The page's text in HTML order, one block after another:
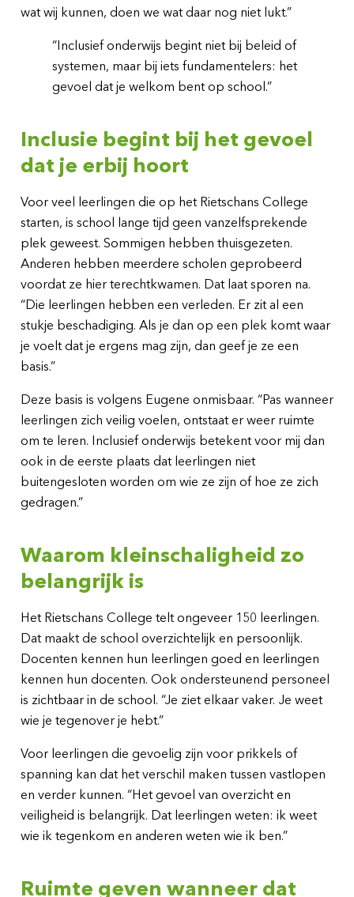
wat wij kunnen, doen we wat daar nog niet lukt.”
“Inclusief onderwijs begint niet bij beleid of
systemen, maar bij iets fundamentelers: het
gevoel dat je welkom bent op school.”
Inclusie begint bij het gevoel
dat je erbij hoort
Voor veel leerlingen die op het Rietschans College
starten, is school lange tijd geen vanzelfsprekende
plek geweest. Sommigen hebben thuisgezeten.
Anderen hebben meerdere scholen geprobeerd
voordat ze hier terechtkwamen. Dat laat sporen na.
“Die leerlingen hebben een verleden. Er zit al een
stukje beschadiging. Als je dan op een plek komt waar
je voelt dat je ergens mag zijn, dan geef je ze een
basis.”
Deze basis is volgens Eugene onmisbaar. “Pas wanneer
leerlingen zich veilig voelen, ontstaat er weer ruimte
om te leren. Inclusief onderwijs betekent voor mij dan
ook in de eerste plaats dat leerlingen niet
buitengesloten worden om wie ze zijn of hoe ze zich
gedragen.”
Waarom kleinschaligheid zo
belangrijk is
Het Rietschans College telt ongeveer 150 leerlingen.
Dat maakt de school overzichtelijk en persoonlijk.
Docenten kennen hun leerlingen goed en leerlingen
kennen hun docenten. Ook ondersteunend personeel
is zichtbaar in de school. “Je ziet elkaar vaker. Je weet
wie je tegenover je hebt.”
Voor leerlingen die gevoelig zijn voor prikkels of
spanning kan dat het verschil maken tussen vastlopen
en verder kunnen. “Het gevoel van overzicht en
veiligheid is belangrijk. Dat leerlingen weten: ik weet
wie ik tegenkom en anderen weten wie ik ben.”
Ruimte geven wanneer dat